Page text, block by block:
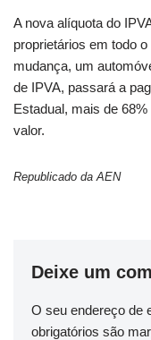
A nova alíquota do
proprietários em todo
mudança, um
de IPVA, passará a
Estadual, mais de
valor.
Republicado da AEN
Deixe um
O seu endereço de
obrigatórios são